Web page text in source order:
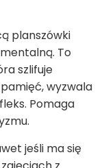
planszówki
To
szlifuje
wyzwala
Pomaga
jeśli ma się